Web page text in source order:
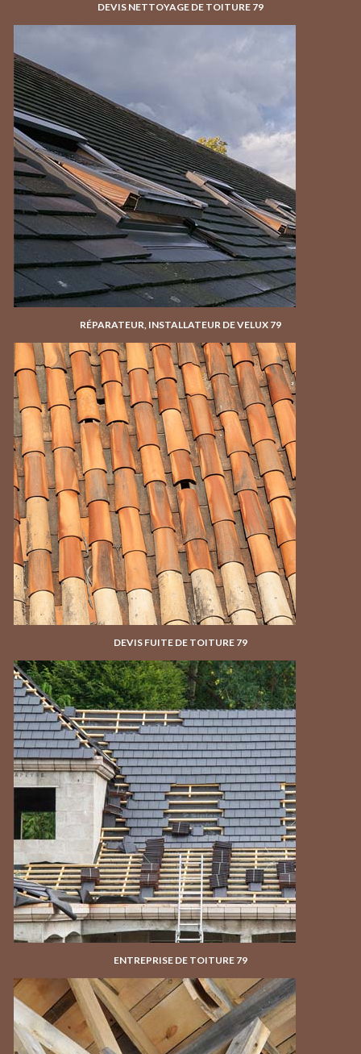
DEVIS NETTOYAGE DE TOITURE 79
RÉPARATEUR, INSTALLATEUR DE VELUX 79
DEVIS FUITE DE TOITURE 79
ENTREPRISE DE TOITURE 79